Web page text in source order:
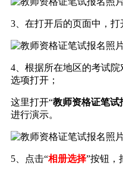
3、在打开后的页面中，打
4、根据所在地区的考试
选项打开；
这里打开“教师资格证笔试
进行演示。
5、点击“相册选择”按钮，